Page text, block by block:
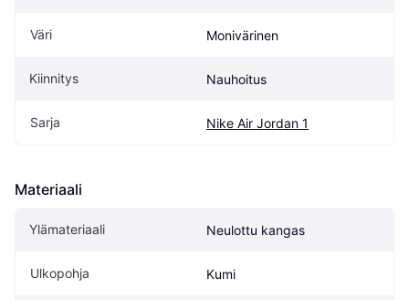
Väri Monivärinen
Kiinnitys Nauhoitus
Sarja Nike Air Jordan 1
Materiaali
Ylämateriaali Neulottu kangas
Ulkopohja Kumi